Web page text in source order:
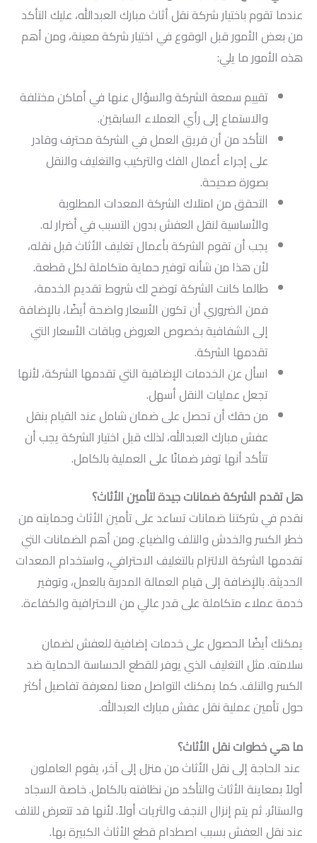
عندما تقوم باختيار شركة نقل أثاث مبارك العبدالله، عليك التأكد
من بعض الأمور قبل الوقوع في اختيار شركة معينة، ومن أهم
هذه الأمور ما يلي:
تقييم سمعة الشركة والسؤال عنها في أماكن مختلفة
والاستماع إلى رأي العملاء السابقين.
التأكد من أن فريق العمل في الشركة محترف وقادر
على إجراء أعمال الفك والتركيب والتغليف والنقل
بصورة صحيحة.
التحقق من امتلاك الشركة المعدات المطلوبة
والأساسية لنقل العفش بدون التسبب في أضرار له.
يجب أن تقوم الشركة بأعمال تغليف الأثاث قبل نقله،
لأن هذا من شأنه توفير حماية متكاملة لكل قطعة.
طالما كانت الشركة توضح لك شروط تقديم الخدمة،
فمن الضروري أن تكون الأسعار واضحة أيضًا، بالإضافة
إلى الشفافية بخصوص العروض وباقات الأسعار التي
تقدمها الشركة.
اسأل عن الخدمات الإضافية التي تقدمها الشركة، لأنها
تجعل عمليات النقل أسهل.
من حقك أن تحصل على ضمان شامل عند القيام بنقل
عفش مبارك العبدالله، لذلك قبل اختيار الشركة يجب أن
تتأكد أنها توفر ضمانًا على العملية بالكامل.
هل تقدم الشركة ضمانات جيدة لتأمين الأثاث؟
نقدم في شركتنا ضمانات تساعد على تأمين الأثاث وحمايته من
خطر الكسر والخدش والتلف والضياع. ومن أهم الضمانات التي
تقدمها الشركة الالتزام بالتغليف الاحترافي، واستخدام المعدات
الحديثة. بالإضافة إلى قيام العمالة المدربة بالعمل، وتوفير
خدمة عملاء متكاملة على قدر عالي من الاحترافية والكفاءة.
يمكنك أيضًا الحصول على خدمات إضافية للعفش لضمان
سلامته. مثل التغليف الذي يوفر للقطع الحساسة الحماية ضد
الكسر والتلف. كما يمكنك التواصل معنا لمعرفة تفاصيل أكثر
حول تأمين عملية نقل عفش مبارك العبدالله.
ما هي خطوات نقل الأثاث؟
عند الحاجة إلى نقل الأثاث من منزل إلى آخر، يقوم العاملون
أولاً بمعاينة الأثاث والتأكد من نظافته بالكامل. خاصة السجاد
والستائر. ثم يتم إنزال النجف والثريات أولاً. لأنها قد تتعرض للتلف
عند نقل العفش بسبب اصطدام قطع الأثاث الكبيرة بها.